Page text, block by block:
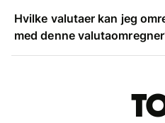
Hvilke valutaer kan jeg
med denne